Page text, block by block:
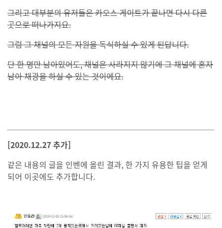
그리고 대부분의 유저들은 카오스 게이트가 끝나면 다시 다른
곳으로 떠나가지요.
그럼 그 채널의 모든 자원을 독식하실 수 있게 된답니다.
단 한 명만 남아있어도, 채널은 사라지지 않기에 그 채널에 혼자
남아 채광을 하실 수 있는 것이에요.
[2020.12.27 추가]
같은 내용의 글을 인벤에 올린 결과, 한 가지 유용한 팁을 얻게
되어 이곳에도 추가합니다.